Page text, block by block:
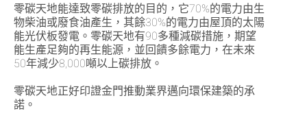
零碳天地能達致零碳排放的目的，它70%的電力由生
物柴油或廢食油產生，其餘30%的電力由屋頂的太陽
能光伏板發電。零碳天地有90多種減碳措施，期望
能生產足夠的再生能源，並回饋多餘電力，在未來
50年減少8,000噸以上碳排放。
零碳天地正好印證金門推動業界邁向環保建築的承
諾。